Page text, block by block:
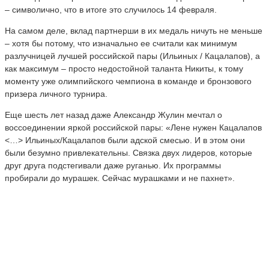
– символично, что в итоге это случилось 14 февраля.
На самом деле, вклад партнерши в их медаль ничуть не меньше
– хотя бы потому, что изначально ее считали как минимум
разлучницей лучшей российской пары (Ильиных / Кацалапов), а
как максимум – просто недостойной таланта Никиты, к тому
моменту уже олимпийского чемпиона в команде и бронзового
призера личного турнира.
Еще шесть лет назад даже Александр Жулин мечтал о
воссоединении яркой российской пары: «Лене нужен Кацалапов
<…> Ильиных/Кацалапов были адской смесью. И в этом они
были безумно привлекательны. Связка двух лидеров, которые
друг друга подстегивали даже руганью. Их программы
пробирали до мурашек. Сейчас мурашками и не пахнет».